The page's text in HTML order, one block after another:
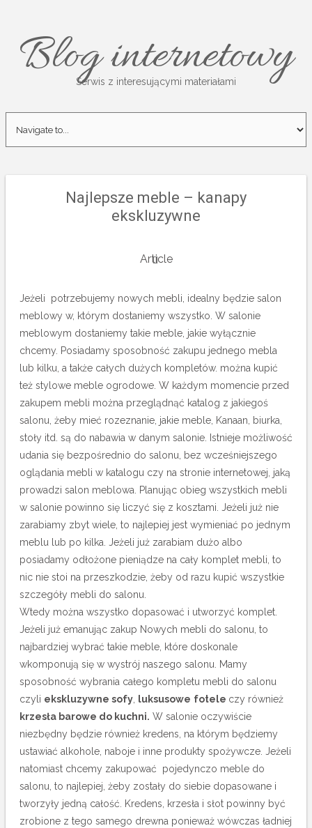
Blog internetowy
Serwis z interesującymi materiałami
Najlepsze meble – kanapy
ekskluzywne
Article
Jeżeli potrzebujemy nowych mebli, idealny będzie salon
meblowy w, którym dostaniemy wszystko. W salonie
meblowym dostaniemy takie meble, jakie wyłącznie
chcemy. Posiadamy sposobność zakupu jednego mebla
lub kilku, a także całych dużych kompletów. można kupić
też stylowe meble ogrodowe. W każdym momencie przed
zakupem mebli można przeglądnąć katalog z jakiegoś
salonu, żeby mieć rozeznanie, jakie meble, Kanaan, biurka,
stoły itd. są do nabawia w danym salonie. Istnieje możliwość
udania się bezpośrednio do salonu, bez wcześniejszego
oglądania mebli w katalogu czy na stronie internetowej, jaką
prowadzi salon meblowa. Planując obieg wszystkich mebli
w salonie powinno się liczyć się z kosztami. Jeżeli już nie
zarabiamy zbyt wiele, to najlepiej jest wymieniać po jednym
meblu lub po kilka. Jeżeli już zarabiam dużo albo
posiadamy odłożone pieniądze na cały komplet mebli, to
nic nie stoi na przeszkodzie, żeby od razu kupić wszystkie
szczegóły mebli do salonu.
Wtedy można wszystko dopasować i utworzyć komplet.
Jeżeli już emanując zakup Nowych mebli do salonu, to
najbardziej wybrać takie meble, które doskonale
wkomponują się w wystrój naszego salonu. Mamy
sposobność wybrania całego kompletu mebli do salonu
czyli ekskluzywne sofy luksusowe fotele czy również
krzesła barowe do kuchni. W salonie oczywiście
niezbędny będzie również kredens, na którym będziemy
ustawiać alkohole, naboje i inne produkty spożywcze. Jeżeli
natomiast chcemy zakupować pojedynczo meble do
salonu, to najlepiej, żeby zostały do siebie dopasowane i
tworzyły jedną całość. Kredens, krzesła i słot powinny być
zrobione z tego samego drewna ponieważ wówczas ładniej